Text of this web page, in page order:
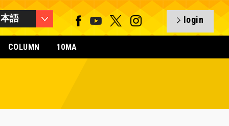
語 login
COLUMN 10MA